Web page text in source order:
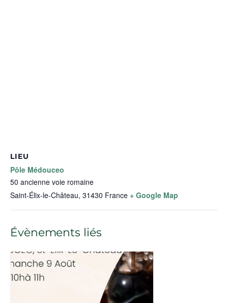
LIEU
Pôle Médouceo
50 ancienne voie romaine
Saint-Élix-le-Château, 31430 France + Google Map
Évènements liés